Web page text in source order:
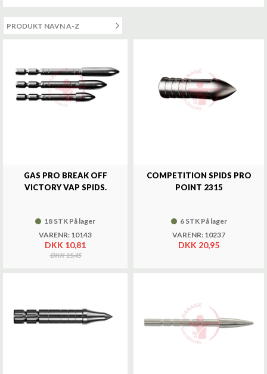
GAS PRO BREAK OFF
VICTORY VAP SPIDS.
18 STK På lager
VARENR: 10143
DKK 10,81
DKK 15,45
COMPETITION SPIDS PRO
POINT 2315
6 STK På lager
VARENR: 10237
DKK 20,95